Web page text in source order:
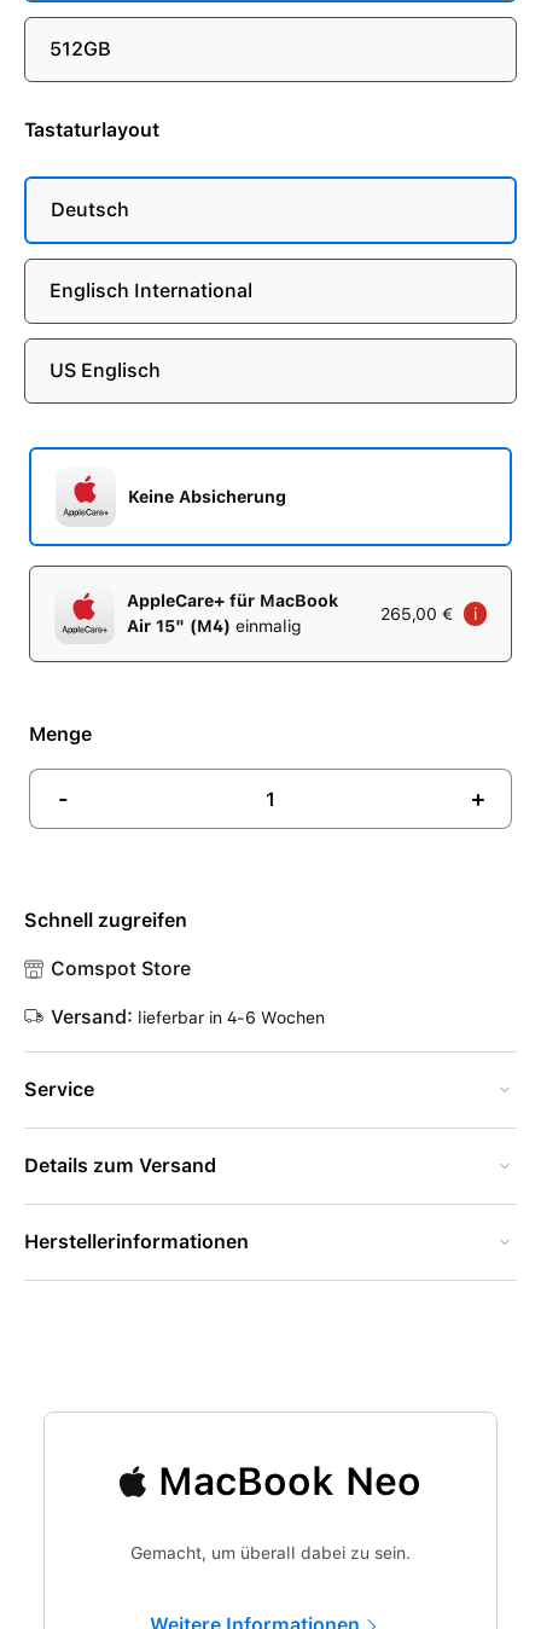
512GB
Tastaturlayout
Deutsch
Englisch International
US Englisch
Keine Absicherung
AppleCare+ für MacBook
Air 15" (M4) einmalig
265,00 € i
Menge
- +
Schnell zugreifen
Comspot Store
Versand: lieferbar in 4-6 Wochen
Service
Details zum Versand
Herstellerinformationen
MacBook Neo
Gemacht, um überall dabei zu sein.